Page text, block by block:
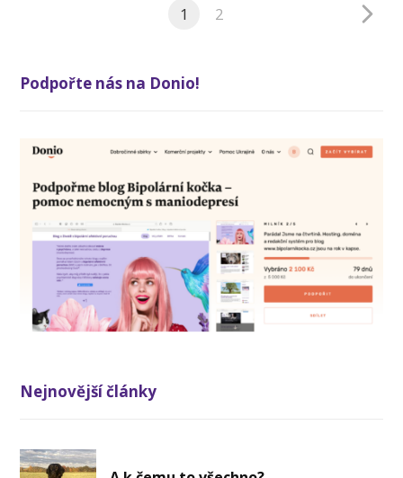
1 2
Podpořte nás na Donio!
Nejnovější články